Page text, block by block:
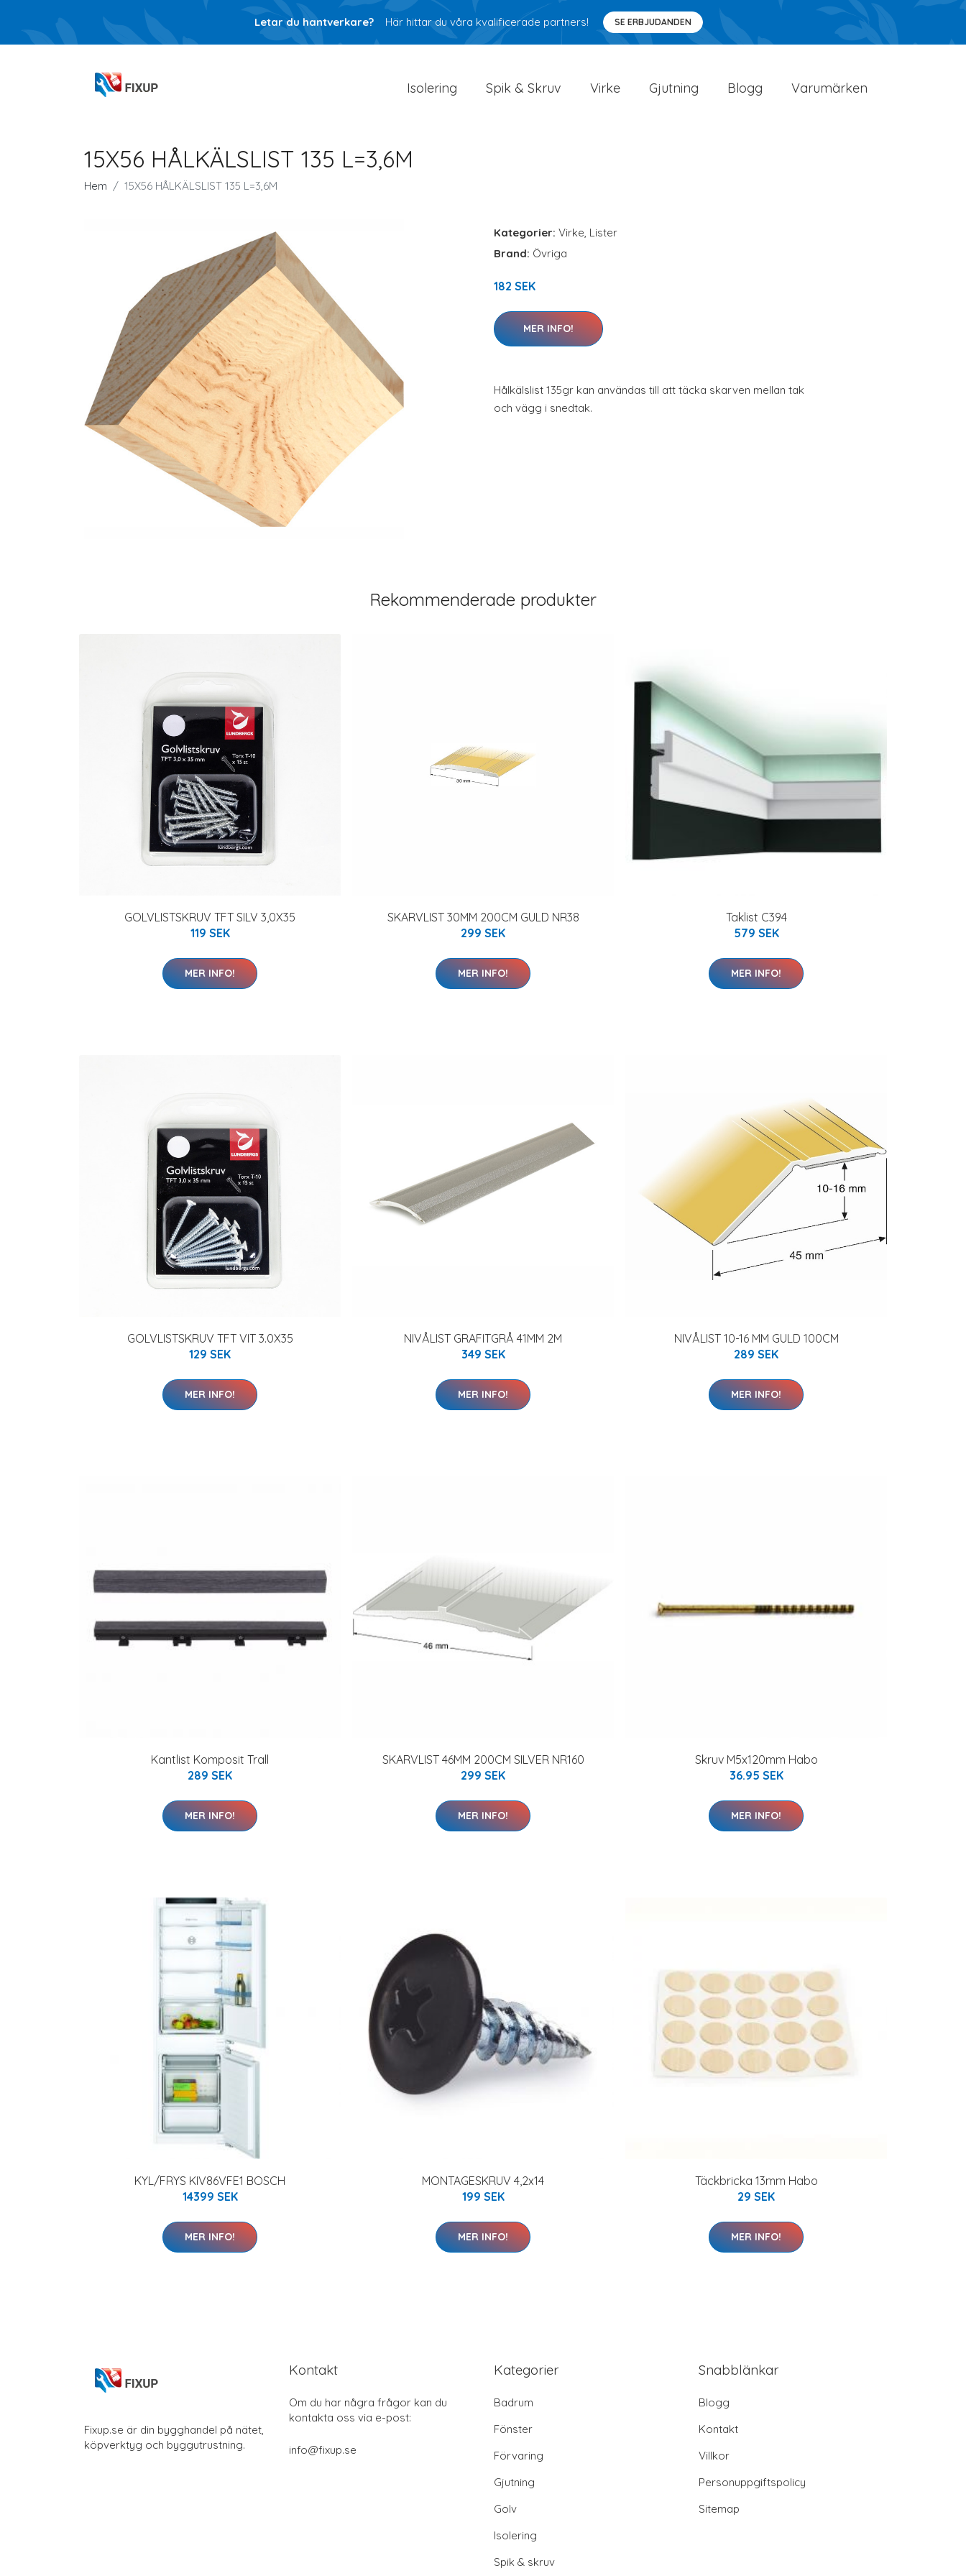
Letar du hantverkare? Här hittar du våra kvalificerade partners! SE ERBJUDANDEN
Isolering Spik & Skruv Virke Gjutning Blogg Varumärken
15X56 HÅLKÄLSLIST 135 L=3,6M
Hem 15X56 HÅLKÄLSLIST 135 L=3,6M
Kategorier: Virke, Lister
Brand: Övriga
182 SEK
MER INFO!
Hålkälslist 135gr kan användas till att täcka skarven mellan tak
och vägg i snedtak.
Rekommenderade produkter
GOLVLISTSKRUV TFT SILV 3,0X35
119 SEK
MER INFO!
SKARVLIST 30MM 200CM GULD NR38
299 SEK
MER INFO!
Taklist C394
579 SEK
MER INFO!
GOLVLISTSKRUV TFT VIT 3.0X35
129 SEK
MER INFO!
NIVÅLIST GRAFITGRÅ 41MM 2M
349 SEK
MER INFO!
NIVÅLIST 10-16 MM GULD 100CM
289 SEK
MER INFO!
Kantlist Komposit Trall
289 SEK
MER INFO!
SKARVLIST 46MM 200CM SILVER NR160
299 SEK
MER INFO!
Skruv M5x120mm Habo
36.95 SEK
MER INFO!
KYL/FRYS KIV86VFE1 BOSCH
14399 SEK
MER INFO!
MONTAGESKRUV 4,2x14
199 SEK
MER INFO!
Täckbricka 13mm Habo
29 SEK
MER INFO!
Fixup.se är din bygghandel på nätet,
köpverktyg och byggutrustning.
Kontakt
Om du har några frågor kan du
kontakta oss via e-post:
info@fixup.se
Kategorier
Badrum
Fönster
Förvaring
Gjutning
Golv
Isolering
Spik & skruv
Snabblänkar
Blogg
Kontakt
Villkor
Personuppgiftspolicy
Sitemap